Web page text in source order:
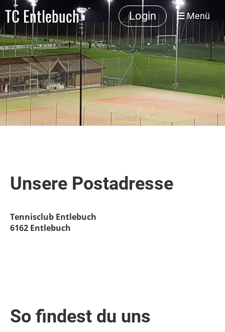
TC Entlebuch Login Menü
Unsere Postadresse
Tennisclub Entlebuch
6162 Entlebuch
So findest du uns